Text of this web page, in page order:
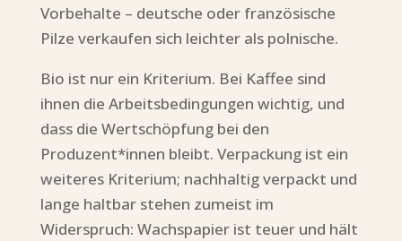
Vorbehalte – deutsche oder französische
Pilze verkaufen sich leichter als polnische.
Bio ist nur ein Kriterium. Bei Kaffee sind
ihnen die Arbeitsbedingungen wichtig, und
dass die Wertschöpfung bei den
Produzent*innen bleibt. Verpackung ist ein
weiteres Kriterium; nachhaltig verpackt und
lange haltbar stehen zumeist im
Widerspruch: Wachspapier ist teuer und hält